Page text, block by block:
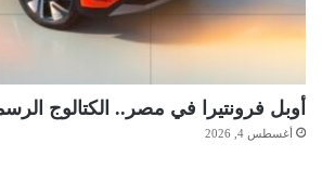
أوبل فرونتيرا في مصر.. الكتالوج
أغسطس 4, 2026